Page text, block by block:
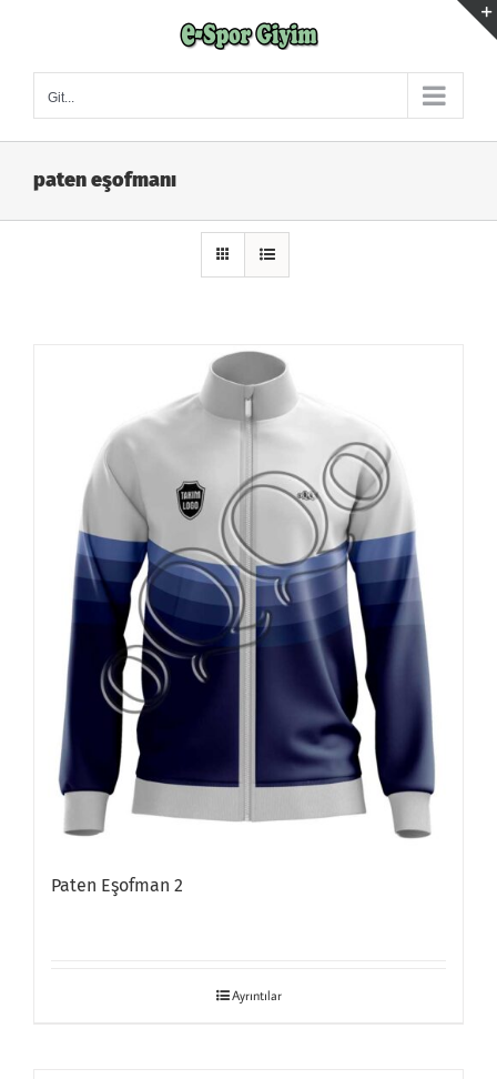
Git...
paten eşofmanı
Paten Eşofman 2
Ayrıntılar